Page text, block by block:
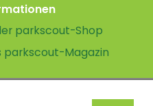
der parkscout-Shop
Magazin